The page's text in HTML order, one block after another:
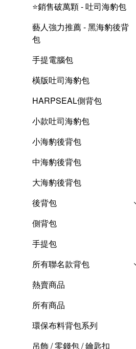
⭐銷售破萬顆 - 吐司海豹包
藝人強力推薦 - 黑海豹後背
包
手提電腦包
橫版吐司海豹包
HARPSEAL側背包
小款吐司海豹包
小海豹後背包
中海豹後背包
大海豹後背包
後背包
側背包
手提包
所有聯名款背包
熱賣商品
所有商品
環保布料背包系列
吊飾 / 零錢包 / 鑰匙扣